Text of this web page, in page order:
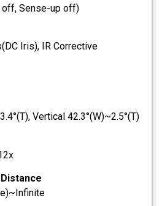
off, Sense-up off)
Iris), IR Corrective
Vertical 42.3°(W)~2.5°(T)